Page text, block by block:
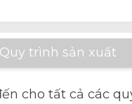
Quy trình sản xuất
cho tất cả các